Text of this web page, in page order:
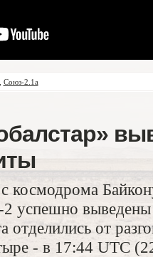
Союз-2.1а
космодрома
2 успешно
отделились от
- в 17:44 UTC